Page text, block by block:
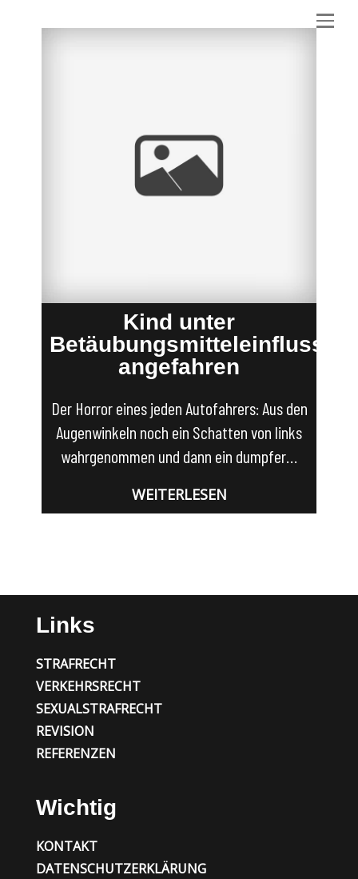
Kind unter
Betäubungsmitteleinfluss
angefahren
Der Horror eines jeden Autofahrers: Aus den
Augenwinkeln noch ein Schatten von links
wahrgenommen und dann ein dumpfer…
WEITERLESEN
Links
STRAFRECHT
VERKEHRSRECHT
SEXUALSTRAFRECHT
REVISION
REFERENZEN
Wichtig
KONTAKT
DATENSCHUTZERKLÄRUNG